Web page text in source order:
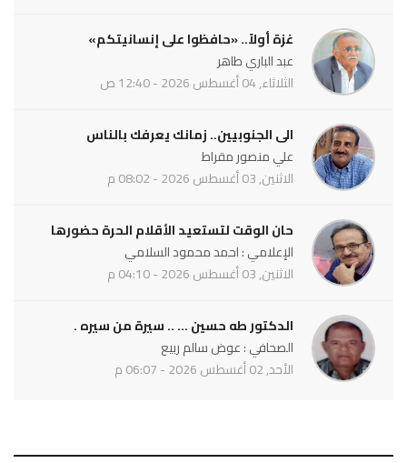
غزة أولاً.. «حافظوا على إنسانيتكم»
عبد الباري طاهر
الثلاثاء, 04 أغسطس 2026 - 12:40 ص
الى الجنوبيين.. زمانك يعرفك بالناس
علي منصور مقراط
الاثنين, 03 أغسطس 2026 - 08:02 م
حان الوقت لتستعيد الأقلام الحرة حضورها
الإعلامي : احمد محمود السلامي
الاثنين, 03 أغسطس 2026 - 04:10 م
الدكتور طه حسين ... .. سيرة من سيره .
الصحافي : عوض سالم ربيع
الأحد, 02 أغسطس 2026 - 06:07 م